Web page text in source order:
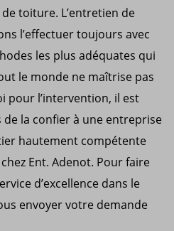
toiture. L’entretien de
l’effectuer toujours avec
les plus adéquates qui
le monde ne maîtrise pas
pour l’intervention, il est
la confier à une entreprise
hautement compétente
Ent. Adenot. Pour faire
d’excellence dans le
envoyer votre demande